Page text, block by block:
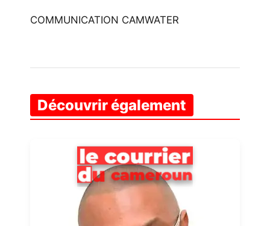
COMMUNICATION CAMWATER
Découvrir également